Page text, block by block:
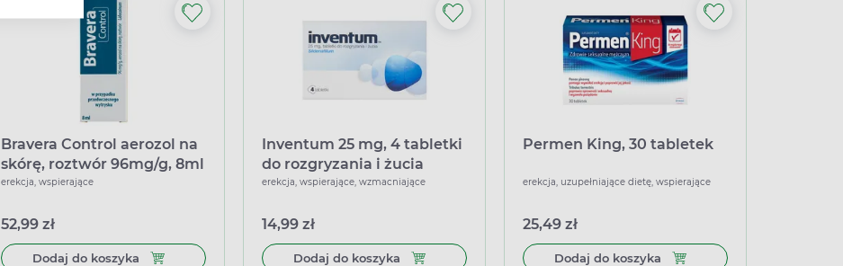
Bravera Control aerozol na
skórę, roztwór 96mg/g, 8ml
erekcja, wspierające
52,99 zł
Dodaj do koszyka Dodaj do koszyka Bravera Control aerozol na skórę, roztwór 96mg/g, 8ml
Inventum 25 mg, 4 tabletki
do rozgryzania i żucia
erekcja, wspierające, wzmacniające
14,99 zł
Dodaj do koszyka Dodaj do koszyka Inventum 25 mg, 4 tabletki do rozgryzania i żucia
Permen King, 30 tabletek
erekcja, uzupełniające dietę, wspierające
25,49 zł
Dodaj do koszyka Dodaj do koszyka Permen